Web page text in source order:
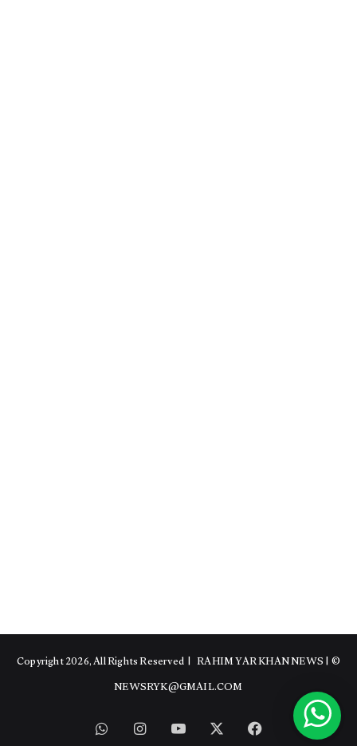
© Copyright 2026, All Rights Reserved |
RAHIM YAR KHAN NEWS|
NEWSRYK@GMAIL.COM
Facebook
YouTube
Instagram
WhatsApp